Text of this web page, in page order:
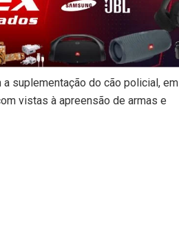
suplementação do cão policial, em
vistas à apreensão de armas e